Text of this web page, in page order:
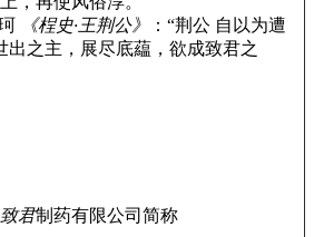
《桯史·王荆公》
：“荆公 自以为遭
出之主，展尽底藴，欲成致君之
致君制药有限公司简称